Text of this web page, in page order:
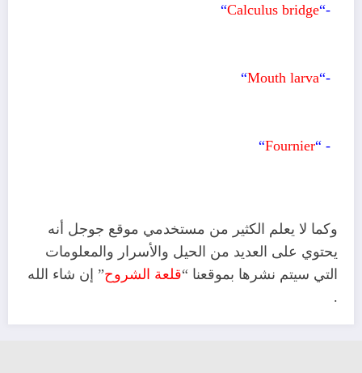
Calculus bridge
“
Mouth larva
“
Fournier
“
وكما لا يعلم الكثير من مستخدمي موقع جوجل أنه
يحتوي على العديد من الحيل والأسرار والمعلومات
التي سيتم نشرها بموقعنا “قلعة الشروح” إن شاء الله
.